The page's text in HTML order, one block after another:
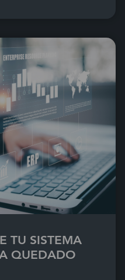
TU SISTEMA
QUEDADO